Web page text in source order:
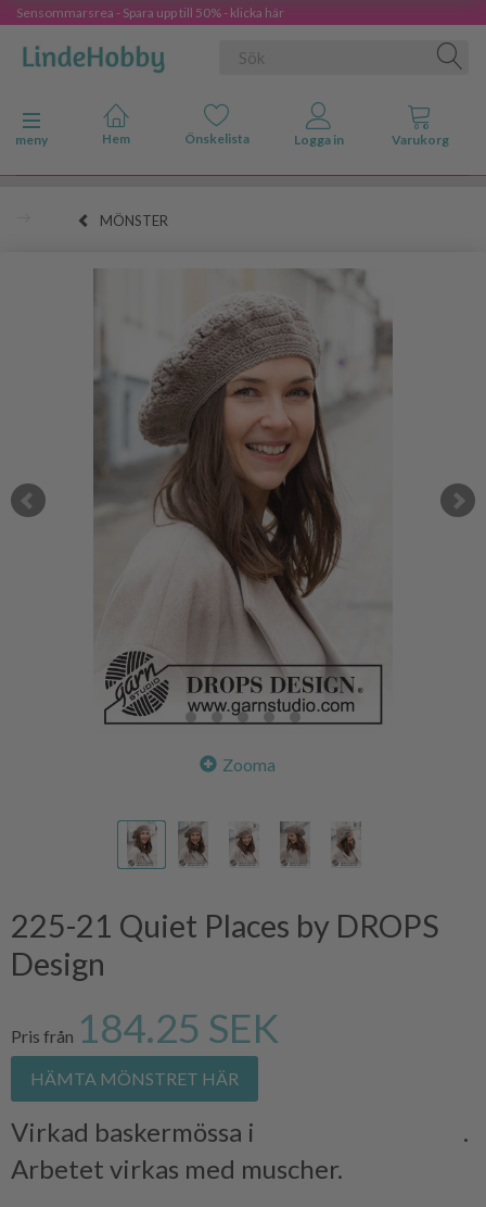
Sensommarsrea - Spara upp till 50% - klicka här
Ändra navigering
meny
MÖNSTER
Zooma
225-21 Quiet Places by DROPS
Design
Pris från 184.25 SEK
HÄMTA MÖNSTRET HÄR
Virkad baskermössa i
.
Arbetet virkas med muscher.